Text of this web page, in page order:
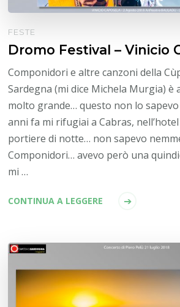
FESTE
Dromo Festival – Vinicio
Componidori e altre canzoni della
Sardegna (mi dice Michela Murgia) è
molto grande… questo non lo
anni fa mi rifugiai a Cabras,
portiere di notte… non sapevo
Componidori… avevo però una
mi …
CONTINUA A LEGGERE